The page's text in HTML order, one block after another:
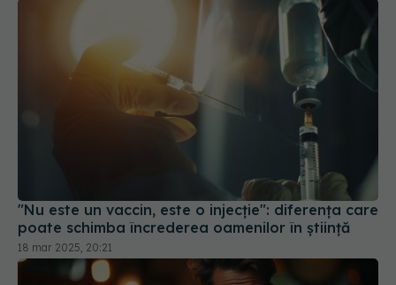
"Nu este un vaccin, este o injecție": diferența care
poate schimba încrederea oamenilor în știință
18 mar 2025, 20:21